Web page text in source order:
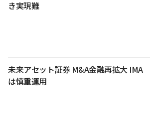
き実現難
未来アセット証券 M&A金融再拡大 IMA
は慎重運用